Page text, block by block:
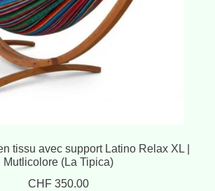
tissu avec support Latino Relax XL |
Mutlicolore (La Tipica)
CHF350.00